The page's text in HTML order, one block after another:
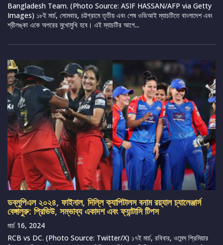
Bangladesh Team. (Photo Source: ASIF HASSAN/AFP via Getty
Images) ১৮ই মার্চ, সোমবার, চট্টগ্রামে তৃতীয় এবং শেষ ওডিআই ম্যাচটিতে বাংলাদেশ এবং
শ্রীলঙ্কা একে অপরের মুখোমুখি হবে। এই ম্যাচটির আগে...
ডব্লুপিএল ২০২৪, ফাইনাল, দিল্লি ক্যাপিটালস বনাম রয়্যাল চ্যালেঞ্জার্স
বেঙ্গালুরু: প্রিভিউ, সম্ভাব্য একাদশ এবং ফ্যান্টাসি টিপস
মার্চ 16, 2024
RCB vs DC. (Photo Source: Twitter/X) ১৭ই মার্চ, রবিবার, ওমেন্স প্রিমিয়ার